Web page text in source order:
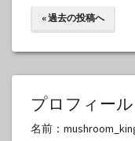
« 過去の投稿へ
プロフィール
名前：